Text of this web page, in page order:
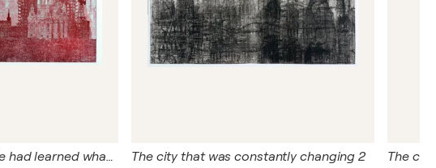
The city where people had learned what forgiveness was. The city that was constantly changing 2